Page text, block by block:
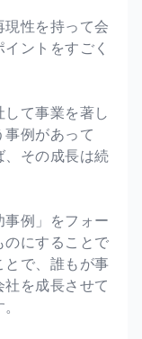
性を持って会
ントをすごく
て事業を著し
例があって
、その成長は続
例」をフォー
にすることで
で、誰もが事
を成長させて